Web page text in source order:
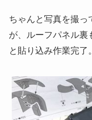
ちゃんと写真を撮っ
が、ルーフパネル裏
と貼り込み作業完了。